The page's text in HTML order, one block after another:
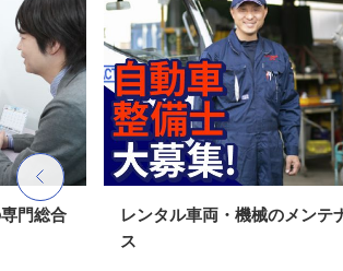
門総合
レンタル車両・機械のメンテ
ス